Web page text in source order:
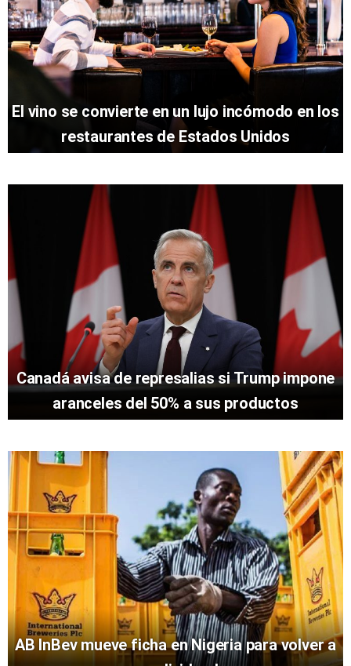
El vino se convierte en un lujo incómodo en los
restaurantes de Estados Unidos
Canadá avisa de represalias si Trump impone
aranceles del 50% a sus productos
AB InBev mueve ficha en Nigeria para volver a